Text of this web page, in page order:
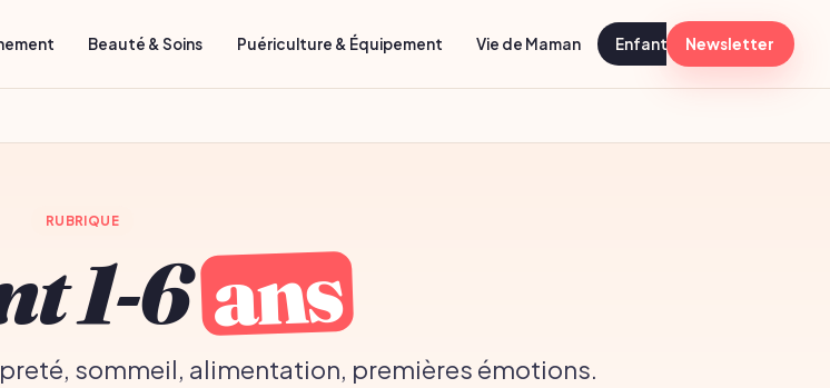
Beauté & Soins Puériculture & Équipement Vie de Maman Enfant 1-6 ans Activités
Newsletter
RUBRIQUE
1-6ans
sommeil, alimentation, premières émotions.